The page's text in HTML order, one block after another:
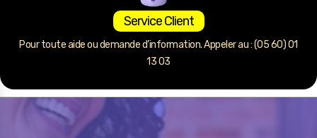
Service Client
Pour toute aide ou demande d’information. Appeler au : (05 60) 01
13 03